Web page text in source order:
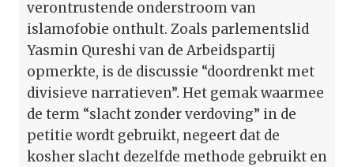
verontrustende onderstroom van
islamofobie onthult. Zoals parlementslid
Yasmin Qureshi van de Arbeidspartij
opmerkte, is de discussie “doordrenkt met
divisieve narratieven”. Het gemak waarmee
de term “slacht zonder verdoving” in de
petitie wordt gebruikt, negeert dat de
kosher slacht dezelfde methode gebruikt en